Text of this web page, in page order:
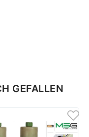
GEFALLEN